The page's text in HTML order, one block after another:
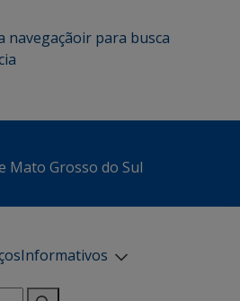
navegaçãoir para busca
Mato Grosso do Sul
Informativos